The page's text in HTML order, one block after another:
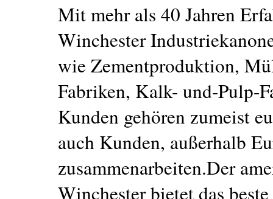
Mit mehr als 40 Jahren
Winchester
wie Zementproduktion,
Fabriken, Kalk- und-Pulp-
Kunden gehören zumeist
auch Kunden, außerhalb
zusammenarbeiten.Der
Winchester bietet das